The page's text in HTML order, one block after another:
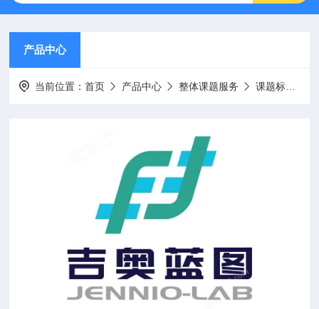
产品中心
当前位置：首页 产品中心 整体课题服务 课题标书设计项目申报